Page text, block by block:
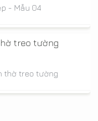
- Mẫu 04
thờ treo tường